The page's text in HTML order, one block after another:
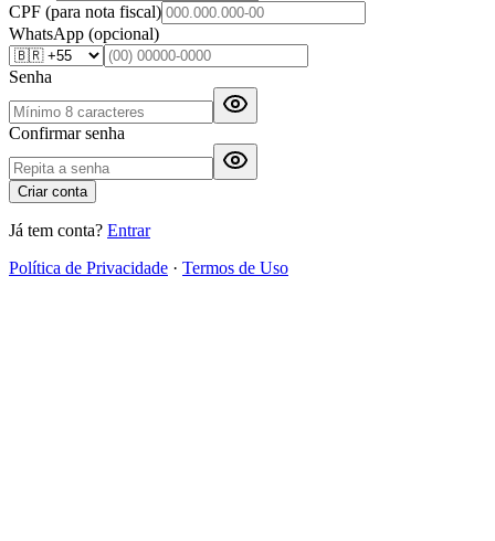
CPF (para nota fiscal)
WhatsApp (opcional)
Senha
Confirmar senha
Criar conta
Já tem conta? Entrar
Política de Privacidade · Termos de Uso